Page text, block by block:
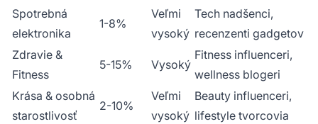
Spotrebná
elektronika
1-8%
Veľmi
vysoký
Tech nadšenci,
recenzenti gadgetov
Zdravie &
Fitness
5-15% Vysoký
Fitness influenceri,
wellness blogeri
Krása & osobná
starostlivosť
2-10%
Veľmi
vysoký
Beauty influenceri,
lifestyle tvorcovia